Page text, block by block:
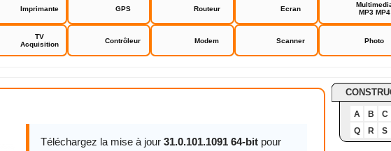
Imprimante GPS Routeur Ecran
MP3 MP4
TV
Acquisition
Contrôleur Modem Scanner Photo
Intel Arc Graphics Drivers
Téléchargez la mise à jour 31.0.101.1091 64-bit pour
A B
C
Q
R S